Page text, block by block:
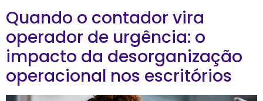
Quando o contador vira
operador de urgência: o
impacto da desorganização
operacional nos escritórios